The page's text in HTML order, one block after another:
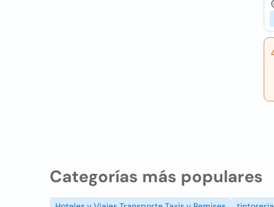
Categorías más populares